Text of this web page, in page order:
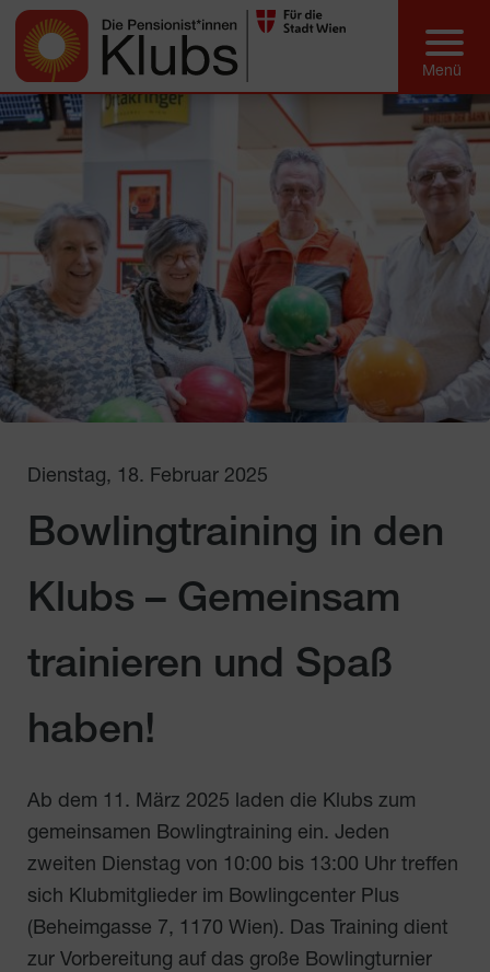
Dienstag, 18. Februar 2025
Bowlingtraining in den
Klubs – Gemeinsam
trainieren und Spaß
haben!
Ab dem 11. März 2025 laden die Klubs zum
gemeinsamen Bowlingtraining ein. Jeden
zweiten Dienstag von 10:00 bis 13:00 Uhr treffen
sich Klubmitglieder im Bowlingcenter Plus
(Beheimgasse 7, 1170 Wien). Das Training dient
zur Vorbereitung auf das große Bowlingturnier